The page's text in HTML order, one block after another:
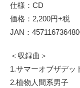
仕様：CD
価格：2,200円+税
JAN：
＜収録曲＞
1.サマーオブザデッ
2.植物人間系男子